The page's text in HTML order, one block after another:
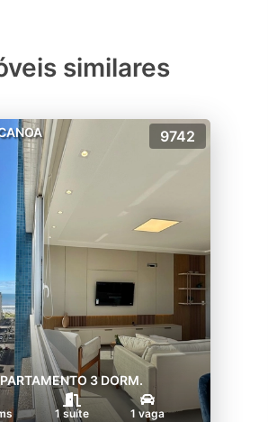
similares
9742
3 DORM.
1 suíte 1 vaga